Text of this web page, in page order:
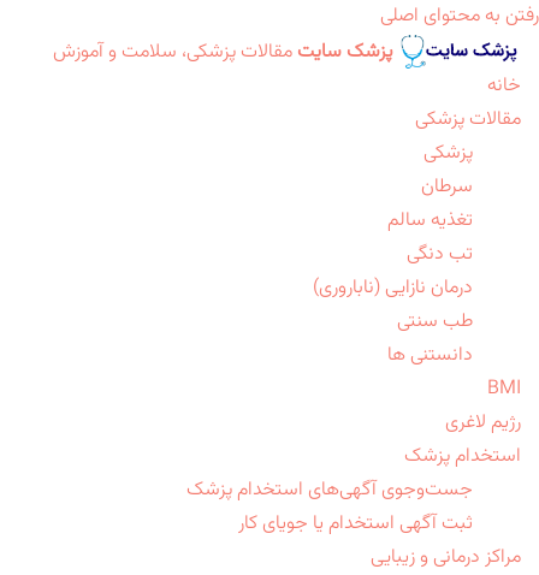
رفتن به محتوای اصلی
پزشک سایت مقالات پزشکی، سلامت و آموزش
خانه
مقالات پزشکی
پزشکی
سرطان
تغذیه سالم
تب دنگی
درمان نازایی (ناباروری)
طب سنتی
دانستنی ها
BMI
رژیم لاغری
استخدام پزشک
جست‌وجوی آگهی‌های استخدام پزشک
ثبت آگهی استخدام یا جویای کار
مراکز درمانی و زیبایی